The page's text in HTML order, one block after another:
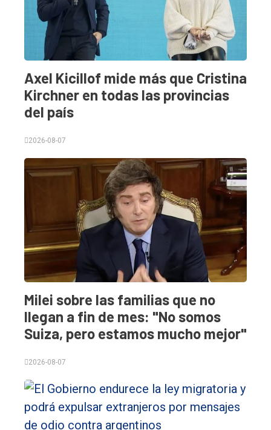
Cultura
Entrevistas
Rural
Deportes
Fúnebres
Empresa
Nosotros
Axel Kicillof mide más que Cristina
Kirchner en todas las provincias
del país
2026-08-07
Milei sobre las familias que no
llegan a fin de mes: "No somos
Suiza, pero estamos mucho mejor"
2026-08-07